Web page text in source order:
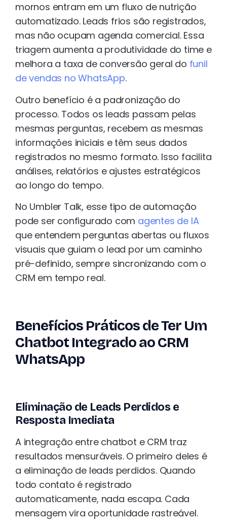
mornos entram em um fluxo de nutrição
automatizado. Leads frios são registrados,
mas não ocupam agenda comercial. Essa
triagem aumenta a produtividade do time e
melhora a taxa de conversão geral do funil
de vendas no WhatsApp.
Outro benefício é a padronização do
processo. Todos os leads passam pelas
mesmas perguntas, recebem as mesmas
informações iniciais e têm seus dados
registrados no mesmo formato. Isso facilita
análises, relatórios e ajustes estratégicos
ao longo do tempo.
No Umbler Talk, esse tipo de automação
pode ser configurado com agentes de IA
que entendem perguntas abertas ou fluxos
visuais que guiam o lead por um caminho
pré-definido, sempre sincronizando com o
CRM em tempo real.
Benefícios Práticos de Ter Um
Chatbot Integrado ao CRM
WhatsApp
Eliminação de Leads Perdidos e
Resposta Imediata
A integração entre chatbot e CRM traz
resultados mensuráveis. O primeiro deles é
a eliminação de leads perdidos. Quando
todo contato é registrado
automaticamente, nada escapa. Cada
mensagem vira oportunidade rastreável.